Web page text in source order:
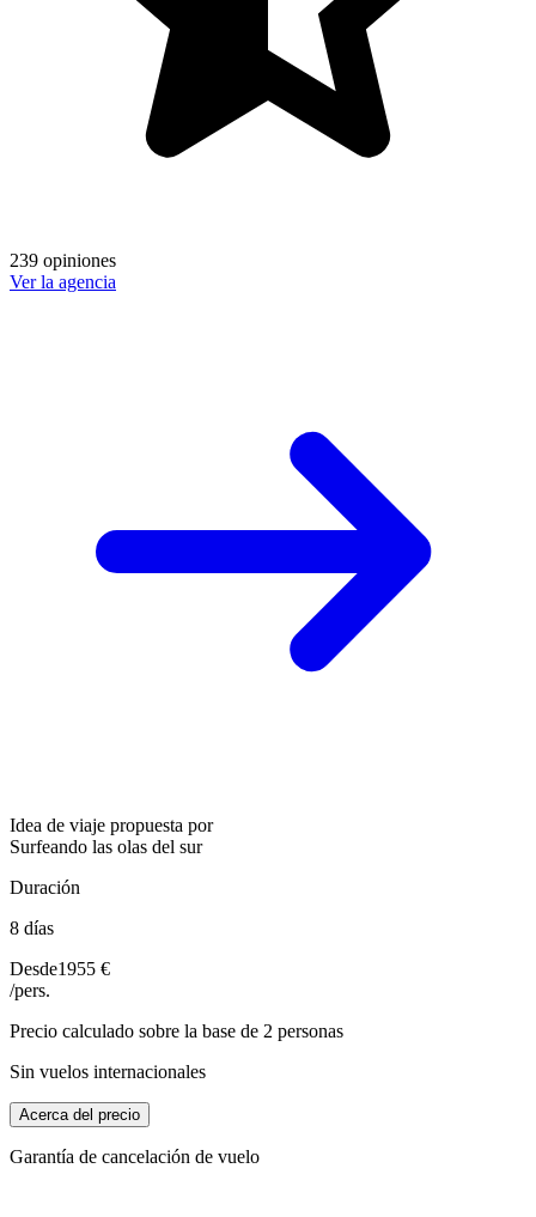
239 opiniones
Ver la agencia
Idea de viaje propuesta por
Surfeando las olas del sur
Duración
8 días
Desde1955 €
/pers.
Precio calculado sobre la base de 2 personas
Sin vuelos internacionales
Acerca del precio
Garantía de cancelación de vuelo